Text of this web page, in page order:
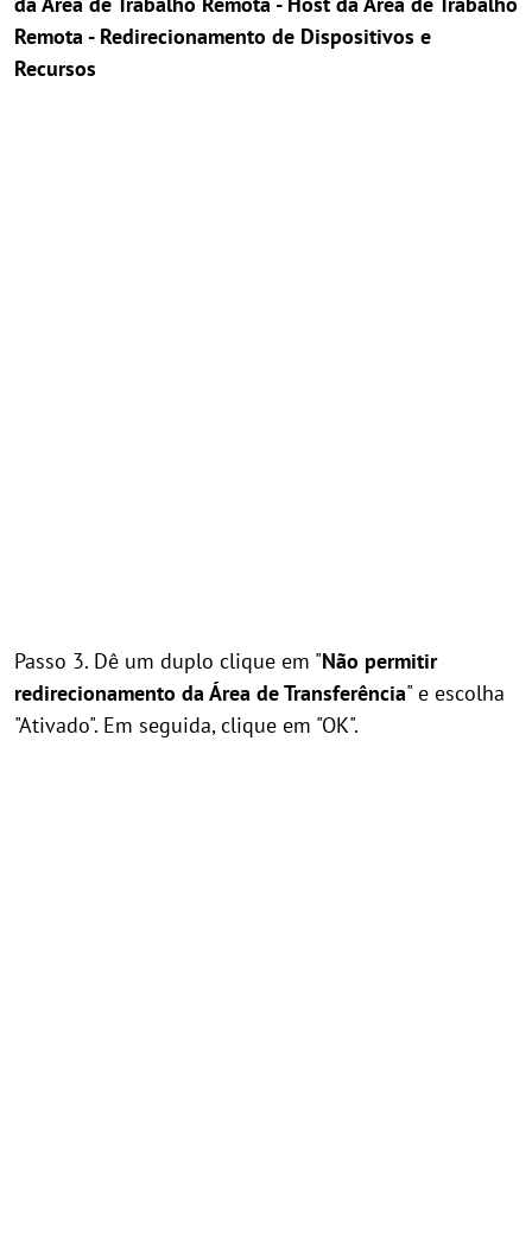
Remota - Redirecionamento de Dispositivos e
Recursos
Passo 3. Dê um duplo clique em "Não permitir
redirecionamento da Área de Transferência" e escolha
"Ativado". Em seguida, clique em "OK".